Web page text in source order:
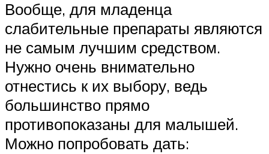
Вообще, для младенца
слабительные препараты являются
не самым лучшим средством.
Нужно очень внимательно
отнестись к их выбору, ведь
большинство прямо
противопоказаны для малышей.
Можно попробовать дать: